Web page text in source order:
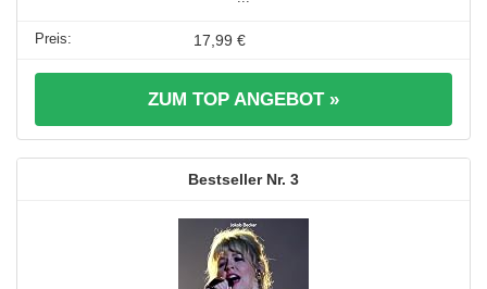
17,99 €
ZUM TOP ANGEBOT »
3